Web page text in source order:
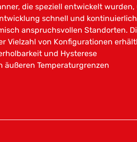
die speziell entwickelt
schnell und
anspruchsvollen Standorten.
Vielzahl von Konfigurationen
und Hysterese
äußeren Temperaturgrenzen